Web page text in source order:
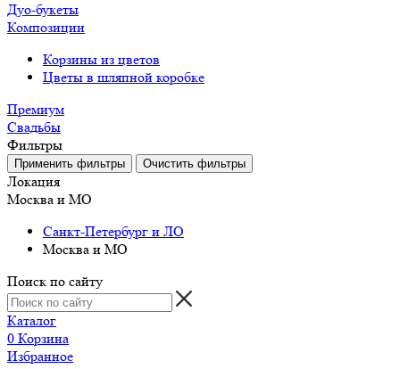
Дуо-букеты
Композиции
Корзины из цветов
Цветы в шляпной коробке
Премиум
Свадьбы
Фильтры
Локация
Москва и МО
Санкт-Петербург и ЛО
Москва и МО
Поиск по сайту
Каталог
0 Корзина
Избранное